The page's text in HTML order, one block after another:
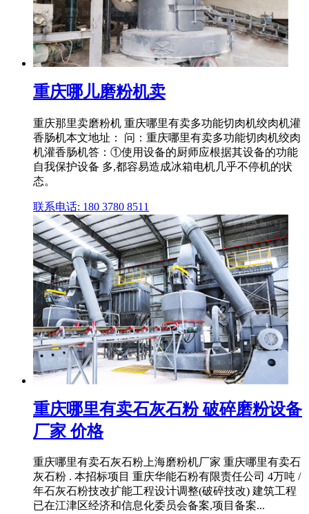
重庆哪儿磨粉机卖
重庆那里卖磨粉机 重庆哪里有卖多功能切肉机绞肉机灌
香肠机本文地址： 问：重庆哪里有卖多功能切肉机绞肉
机灌香肠机答：①使用设备的厨师应根据其设备的功能
自我保护设备 多,都容易造成冰箱电机几乎不停机的状
态。
联系电话: 180 3780 8511
重庆哪里有卖石灰石粉 破碎磨粉设备
厂家 价格
重庆哪里有卖石灰石粉上海磨粉机厂家 重庆哪里有卖石
灰石粉 . 本招标项目 重庆华能石粉有限责任公司 4万吨 /
年石灰石粉技改扩能工程设计调整(破碎技改) 建筑工程
已在江津区经济和信息化委员会备案,项目备案...